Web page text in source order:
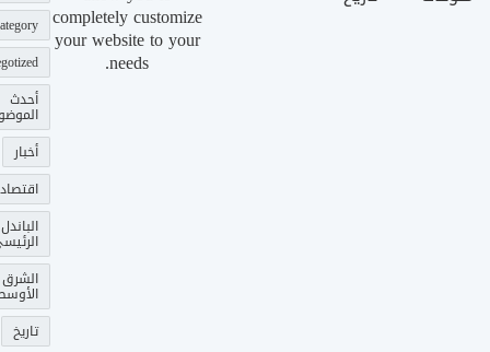
completely customize
your website to your
needs.
أحدث
أخبار
اقتصاد
الباندل
الشرق
تاريخ